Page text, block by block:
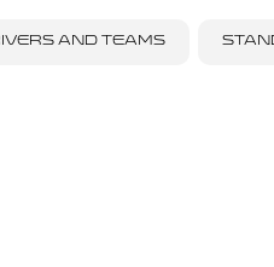
AND TEAMS